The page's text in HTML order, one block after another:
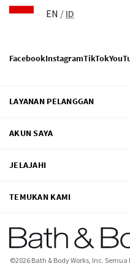
EN / ID
FacebookInstagramTikTok
LAYANAN PELANGGAN
AKUN SAYA
JELAJAHI
TEMUKAN KAMI
©2026 Bath & Body Works, Inc. Semua